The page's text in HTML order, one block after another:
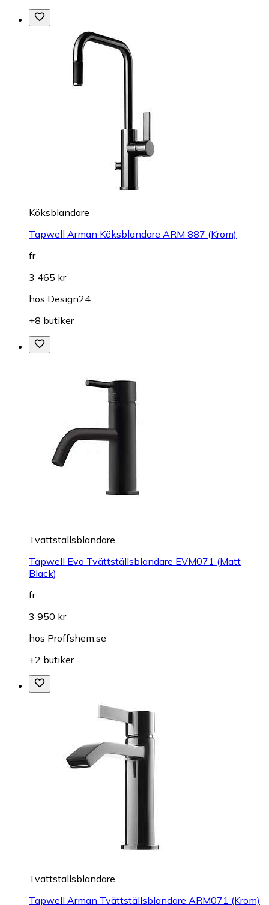
Köksblandare
Tapwell Arman Köksblandare ARM 887 (Krom)
fr.
3 465 kr
hos Design24
+8 butiker
Tvättställsblandare
Tapwell Evo Tvättställsblandare EVM071 (Matt
Black)
fr.
3 950 kr
hos Proffshem.se
+2 butiker
Tvättställsblandare
Tapwell Arman Tvättställsblandare ARM071 (Krom)